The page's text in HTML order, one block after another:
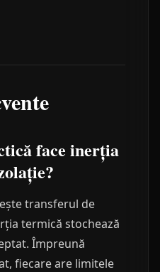
face inerția
transferul de
termică stochează
Împreună
fiecare are limitele